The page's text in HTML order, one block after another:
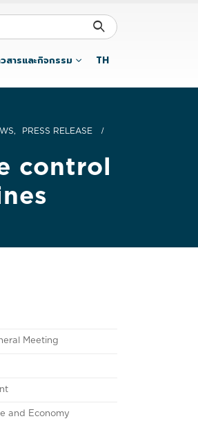
สารและกิจกรรม TH
,
PRESS RELEASE
control
Meeting
and Economy